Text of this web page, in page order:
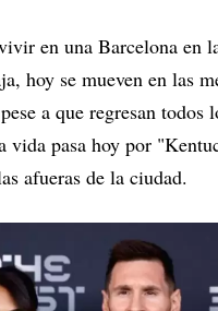
en una Barcelona en
hoy se mueven en las
a que regresan todos
vida pasa hoy por
afueras de la ciudad.